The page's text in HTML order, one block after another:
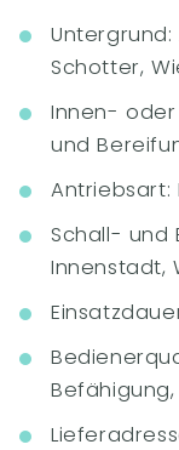
Schotter,
Innen-
und
Antriebsart:
Schall- und
Innenstadt,
Befähigung,